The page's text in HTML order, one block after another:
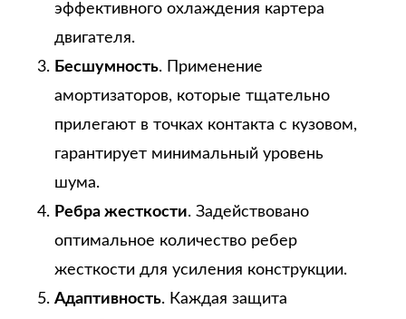
эффективного охлаждения картера
двигателя.
Бесшумность. Применение
амортизаторов, которые тщательно
прилегают в точках контакта с кузовом,
гарантирует минимальный уровень
шума.
Ребра жесткости. Задействовано
оптимальное количество ребер
жесткости для усиления конструкции.
Адаптивность. Каждая защита